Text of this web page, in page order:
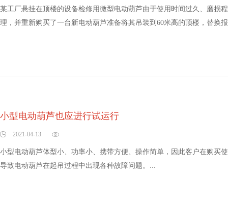
某工厂悬挂在顶楼的设备检修用微型电动葫芦由于使用时间过久、磨损
理，并重新购买了一台新电动葫芦准备将其吊装到60米高的顶楼，替换
小型电动葫芦也应进行试运行
2021-04-13
小型电动葫芦体型小、功率小、携带方便、操作简单，因此客户在购买
导致电动葫芦在起吊过程中出现各种故障问题。...